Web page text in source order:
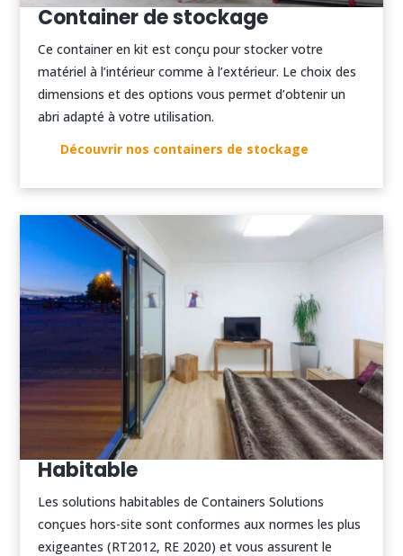
Container de stockage
Ce container en kit est conçu pour stocker votre
matériel à l’intérieur comme à l’extérieur. Le choix des
dimensions et des options vous permet d’obtenir un
abri adapté à votre utilisation.
Découvrir nos containers de stockage
Habitable
Les solutions habitables de Containers Solutions
conçues hors-site sont conformes aux normes les plus
exigeantes (RT2012, RE 2020) et vous assurent le